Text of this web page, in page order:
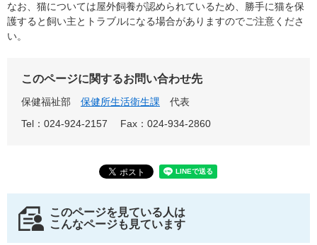
なお、猫については屋外飼養が認められているため、勝手に猫を保
護すると飼い主とトラブルになる場合がありますのでご注意くださ
い。
このページに関するお問い合わせ先
保健福祉部 保健所生活衛生課
代表
Tel：024-924-2157
Fax：024-934-2860
このページを見ている人は
こんなページも見ています